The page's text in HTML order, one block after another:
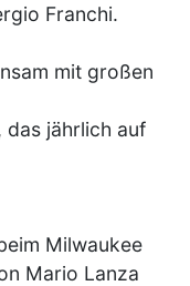
Franchi.
mit großen
das jährlich auf
Milwaukee
Mario Lanza